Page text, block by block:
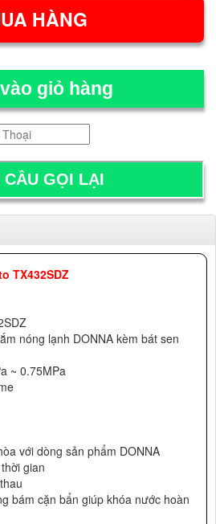
giỏ hàng
TX432SDZ
nóng lạnh DONNA kèm bát sen
~ 0.75MPa
với dòng sản phẩm DONNA
gian
bám cặn bẩn giúp khóa nước hoàn